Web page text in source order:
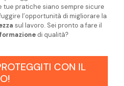
tue pratiche siano sempre sicure
l’opportunità di migliorare la
sul lavoro. Sei pronto a fare il
formazione di qualità?
CON IL